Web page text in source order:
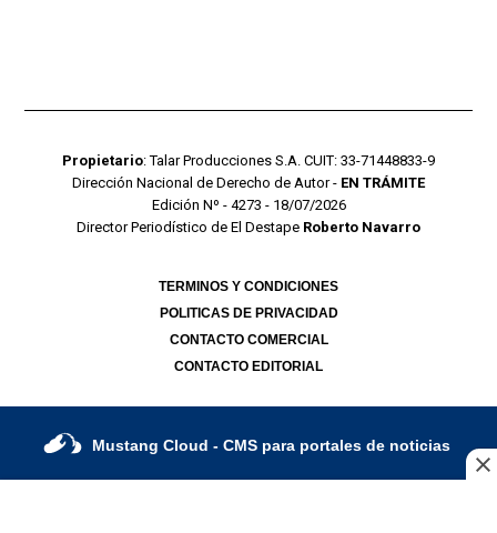
Propietario: Talar Producciones S.A. CUIT: 33-71448833-9
Dirección Nacional de Derecho de Autor - EN TRÁMITE
Edición Nº - 4273 - 18/07/2026
Director Periodístico de El Destape Roberto Navarro
TERMINOS Y CONDICIONES
POLITICAS DE PRIVACIDAD
CONTACTO COMERCIAL
CONTACTO EDITORIAL
Mustang Cloud - CMS para portales de noticias